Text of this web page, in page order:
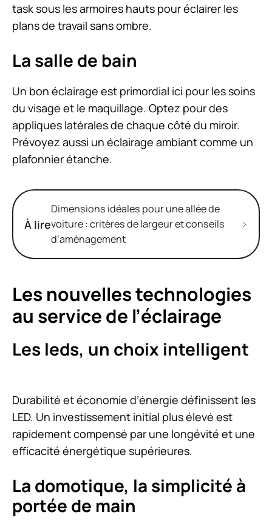
task sous les armoires hauts pour éclairer les
plans de travail sans ombre.
La salle de bain
Un bon éclairage est primordial ici pour les soins
du visage et le maquillage. Optez pour des
appliques latérales de chaque côté du miroir.
Prévoyez aussi un éclairage ambiant comme un
plafonnier étanche.
À lire
Dimensions idéales pour une allée de
voiture : critères de largeur et conseils
d’aménagement
Les nouvelles technologies
au service de l’éclairage
Les leds, un choix intelligent
Durabilité et économie d’énergie définissent les
LED. Un investissement initial plus élevé est
rapidement compensé par une longévité et une
efficacité énergétique supérieures.
La domotique, la simplicité à
portée de main